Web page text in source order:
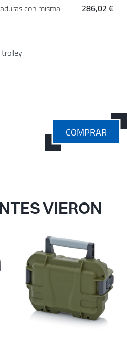
con misma 286,02 €
COMPRAR
VIERON